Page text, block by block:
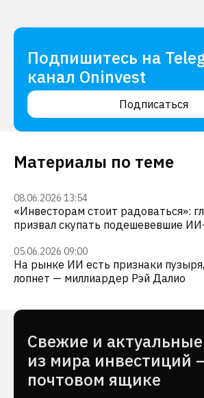
Подпишитесь на
канал Oninvest
Подписаться
Материалы по теме
08.06.2026 13:54
«Инвесторам стоит радоваться»:
призвал скупать подешевевшие
05.06.2026 09:00
На рынке ИИ есть признаки
лопнет — миллиардер Рэй Далио
Cвежие и
из мира инвестиций
почтовом ящике